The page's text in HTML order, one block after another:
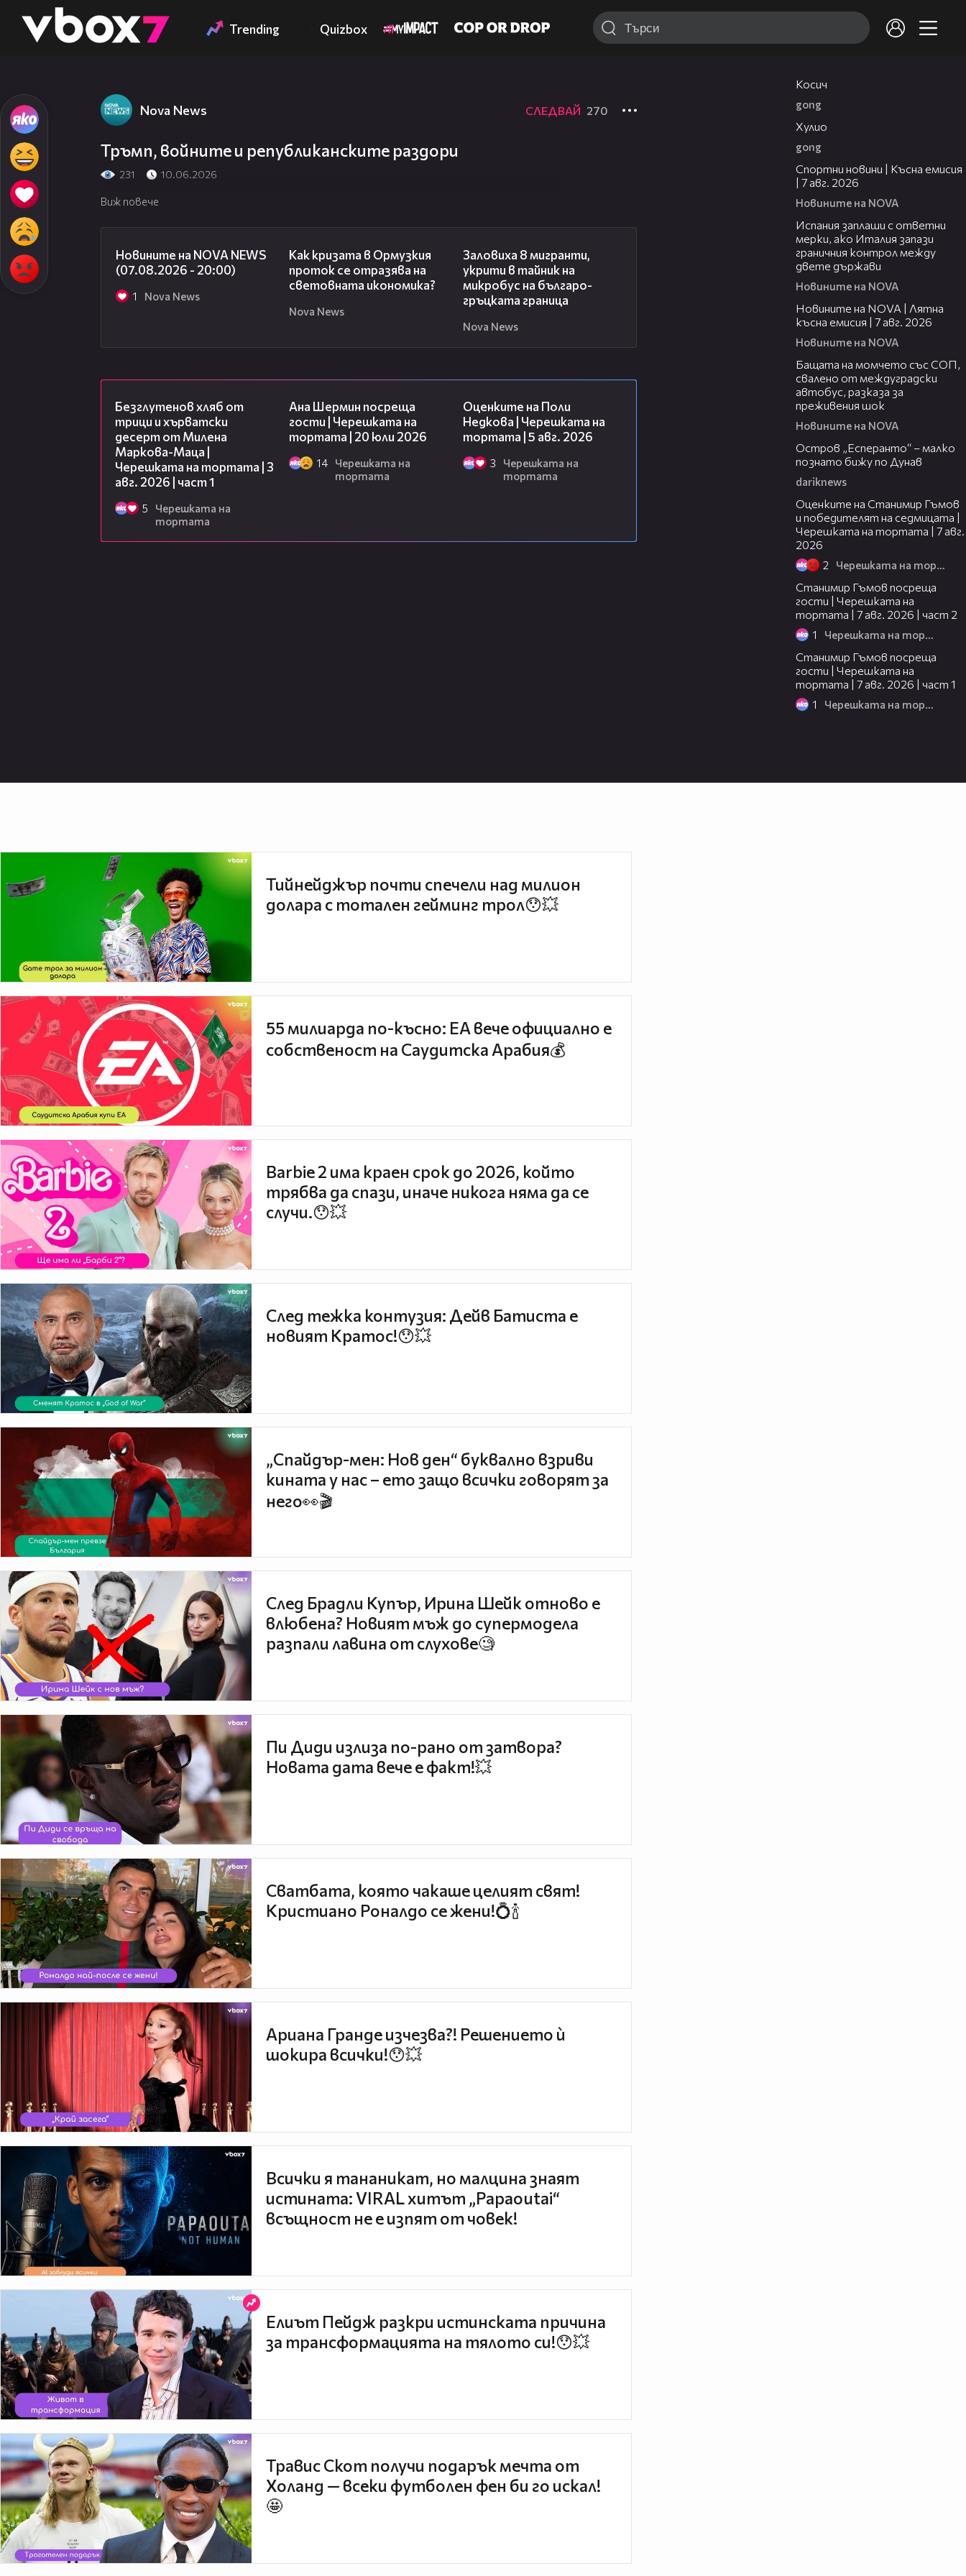
👾 Trending Quizbox
Nova News СЛЕДВАЙ 270
Тръмп, войните и републиканските раздори
231 10.06.2026
Виж повече
Новините на NOVA NEWS
(07.08.2026 - 20:00)
1 Nova News
Как кризата в Ормузкия
проток се отразява на
световната икономика?
Nova News
Заловиха 8 мигранти,
укрити в тайник на
микробус на българо-
гръцката граница
Nova News
Безглутенов хляб от
трици и хърватски
десерт от Милена
Маркова-Маца |
Черешката на тортата | 3
авг. 2026 | част 1
5
Черешката на
тортата
Ана Шермин посреща
гости | Черешката на
тортата | 20 юли 2026
14
Черешката на
тортата
Оценките на Поли
Недкова | Черешката на
тортата | 5 авг. 2026
3
Черешката на
тортата
Косич
gong
Хулио
gong
Спортни новини | Късна емисия
| 7 авг. 2026
Новините на NOVA
Испания заплаши с ответни
мерки, ако Италия запази
граничния контрол между
двете държави
Новините на NOVA
Новините на NOVA | Лятна
късна емисия | 7 авг. 2026
Новините на NOVA
Бащата на момчето със СОП,
свалено от междуградски
автобус, разказа за
преживения шок
Новините на NOVA
Остров „Есперанто“ – малко
познато бижу по Дунав
dariknews
Оценките на Станимир Гъмов
и победителят на седмицата |
Черешката на тортата | 7 авг.
2026
2 Черешката на тортата
Станимир Гъмов посреща
гости | Черешката на
тортата | 7 авг. 2026 | част 2
1 Черешката на тортата
Станимир Гъмов посреща
гости | Черешката на
тортата | 7 авг. 2026 | част 1
1 Черешката на тортата
Тийнейджър почти спечели над милион
долара с тотален гейминг трол😯💥
55 милиарда по-късно: EA вече официално е
собственост на Саудитска Арабия💰
Barbie 2 има краен срок до 2026, който
трябва да спази, иначе никога няма да се
случи.😯💥
След тежка контузия: Дейв Батиста е
новият Кратос!😯💥
„Спайдър-мен: Нов ден“ буквално взриви
кината у нас – ето защо всички говорят за
него👀🎬
След Брадли Купър, Ирина Шейк отново е
влюбена? Новият мъж до супермодела
разпали лавина от слухове🧐
Пи Диди излиза по-рано от затвора?
Новата дата вече е факт!💥
Сватбата, която чакаше целият свят!
Кристиано Роналдо се жени!💍🍾
Ариана Гранде изчезва?! Решението ѝ
шокира всички!😯💥
Всички я тананикат, но малцина знаят
истината: VIRAL хитът „Papaoutai“
всъщност не е изпят от човек!
Елиът Пейдж разкри истинската причина
за трансформацията на тялото си!😯💥
Травис Скот получи подарък мечта от
Холанд — всеки футболен фен би го искал!
🤩